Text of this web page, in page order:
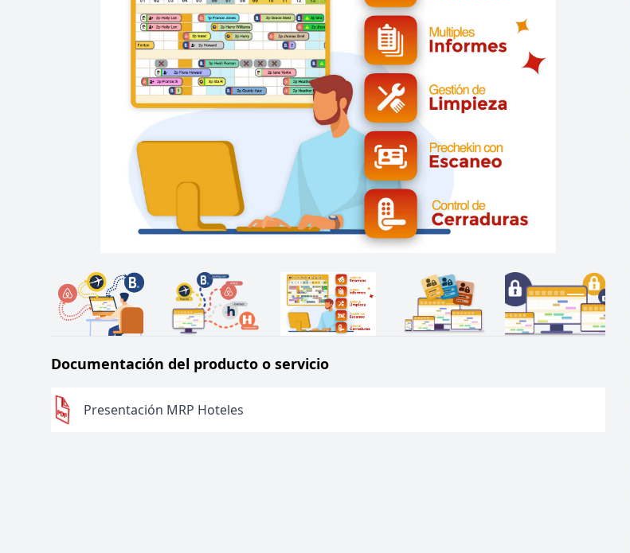
Documentación del producto o servicio
Presentación MRP Hoteles